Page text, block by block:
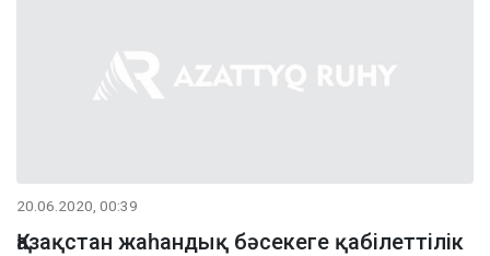
20.06.2020, 00:39
Қазақстан жаһандық бәсекеге қабілеттілік